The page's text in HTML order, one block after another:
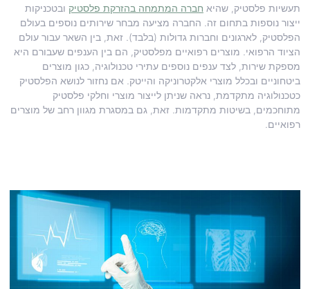
תעשיות פלסטיק, שהיא חברה המתמחה בהזרקת פלסטיק ובטכניקות
ייצור נוספות בתחום זה. החברה מציעה מבחר שירותים נוספים בעולם
הפלסטיק, לארגונים וחברות גדולות (בלבד). זאת, בין השאר עבור עולם
הציוד הרפואי. מוצרים רפואיים מפלסטיק, הם בין הענפים שעבורם היא
מספקת שירות, לצד ענפים נוספים עתירי טכנולוגיה, כגון מוצרים
ביטחוניים ובכלל מוצרי אלקטרוניקה והייטק. אם נחזור לנושא הפלסטיק
כטכנולוגיה מתקדמת, נראה שניתן לייצור מוצרי וחלקי פלסטיק
מתוחכמים, בשיטות מתקדמות. זאת, גם במסגרת מגוון רחב של מוצרים
רפואיים.